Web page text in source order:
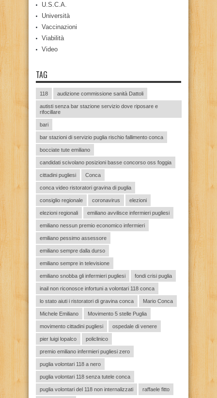
U.S.C.A.
Università
Vaccinazioni
Viabilità
Video
TAG
118 audizione commissione sanità Dattoli
autisti senza bar stazione servizio dove riposare e
rifocillare
bari
bar stazioni di servizio puglia rischio fallimento conca
bocciate tute emiliano
candidati scivolano posizioni basse concorso oss foggia
cittadini pugliesi Conca
conca video ristoratori gravina di puglia
consiglio regionale coronavirus elezioni
elezioni regionali emiliano avvilisce infermieri pugliesi
emiliano nessun premio economico infermieri
emiliano pessimo assessore
emiliano sempre dalla durso
emiliano sempre in televisione
emiliano snobba gli infermieri pugliesi fondi crisi puglia
inail non riconosce infortuni a volontari 118 conca
lo stato aiuti i ristoratori di gravina conca Mario Conca
Michele Emiliano Movimento 5 stelle Puglia
movimento cittadini pugliesi ospedale di venere
pier luigi lopalco policlinico
premio emiliano infermieri pugliesi zero
puglia volontari 118 a nero
puglia volontari 118 senza tutele conca
puglia volontari del 118 non internalizzati raffaele fitto